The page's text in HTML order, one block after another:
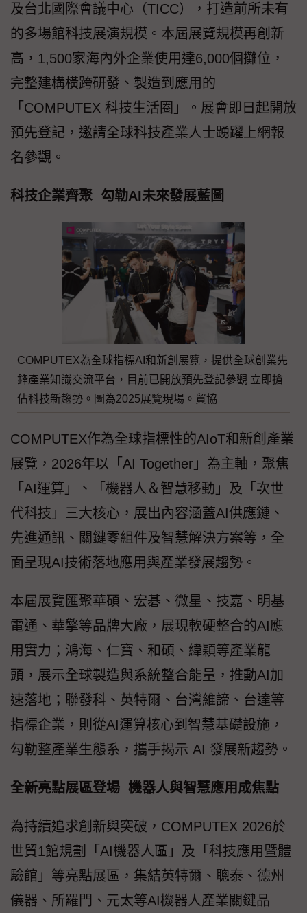
及台北國際會議中心（TICC），打造前所未有
的多場館科技展演規模。本屆展覽規模再創新
高，1,500家海內外企業使用達6,000個攤位，
完整建構橫跨研發、製造到應用的
「COMPUTEX 科技生活圈」。展會即日起開放
預先登記，邀請全球科技產業人士踴躍上網報
名參觀。
科技企業齊聚 勾勒AI未來發展藍圖
COMPUTEX為全球指標AI和新創展覽，提供全球創業先
鋒產業知識交流平台，目前已開放預先登記參觀 立即搶
佔科技新趨勢。圖為2025展覽現場。貿協
COMPUTEX作為全球指標性的AIoT和新創產業
展覽，2026年以「AI Together」為主軸，聚焦
「AI運算」、「機器人＆智慧移動」及「次世
代科技」三大核心，展出內容涵蓋AI供應鏈、
先進通訊、關鍵零組件及智慧解決方案等，全
面呈現AI技術落地應用與產業發展趨勢。
本屆展覽匯聚華碩、宏碁、微星、技嘉、明基
電通、華擎等品牌大廠，展現軟硬整合的AI應
用實力；鴻海、仁寶、和碩、緯穎等產業龍
頭，展示全球製造與系統整合能量，推動AI加
速落地；聯發科、英特爾、台灣維諦、台達等
指標企業，則從AI運算核心到智慧基礎設施，
勾勒整產業生態系，攜手揭示 AI 發展新趨勢。
全新亮點展區登場 機器人與智慧應用成焦點
為持續追求創新與突破，COMPUTEX 2026於
世貿1館規劃「AI機器人區」及「科技應用暨體
驗館」等亮點展區，集結英特爾、聰泰、德州
儀器、所羅門、元太等AI機器人產業關鍵品